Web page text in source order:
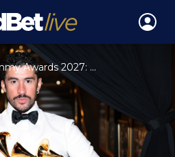
Awards 2027: ...